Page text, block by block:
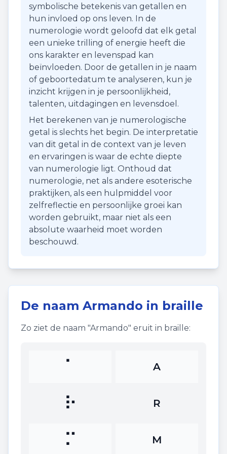
symbolische betekenis van getallen en
hun invloed op ons leven. In de
numerologie wordt geloofd dat elk getal
een unieke trilling of energie heeft die
ons karakter en levenspad kan
beïnvloeden. Door de getallen in je naam
of geboortedatum te analyseren, kun je
inzicht krijgen in je persoonlijkheid,
talenten, uitdagingen en levensdoel.
Het berekenen van je numerologische
getal is slechts het begin. De interpretatie
van dit getal in de context van je leven
en ervaringen is waar de echte diepte
van numerologie ligt. Onthoud dat
numerologie, net als andere esoterische
praktijken, als een hulpmiddel voor
zelfreflectie en persoonlijke groei kan
worden gebruikt, maar niet als een
absolute waarheid moet worden
beschouwd.
De naam Armando in braille
Zo ziet de naam "Armando" eruit in braille:
⠁ A
⠗ R
⠍ M